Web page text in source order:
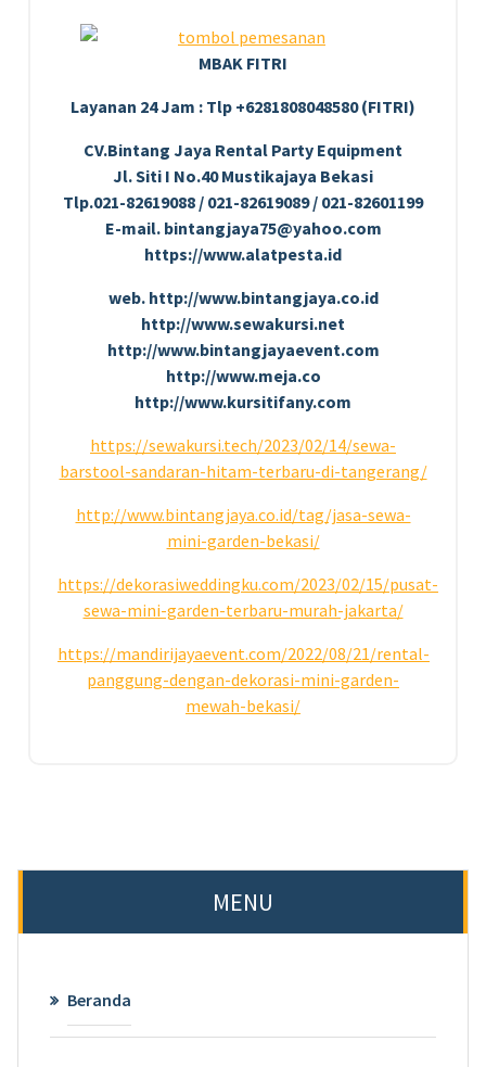
MBAK FITRI
Layanan 24 Jam : Tlp +6281808048580 (FITRI)
CV.Bintang Jaya Rental Party Equipment
Jl. Siti I No.40 Mustikajaya Bekasi
Tlp.021-82619088 / 021-82619089 / 021-82601199
E-mail. bintangjaya75@yahoo.com
https://www.alatpesta.id
web. http://www.bintangjaya.co.id
http://www.sewakursi.net
http://www.bintangjayaevent.com
http://www.meja.co
http://www.kursitifany.com
https://sewakursi.tech/2023/02/14/sewa-
barstool-sandaran-hitam-terbaru-di-tangerang/
http://www.bintangjaya.co.id/tag/jasa-sewa-
mini-garden-bekasi/
https://dekorasiweddingku.com/2023/02/15/pusat-
sewa-mini-garden-terbaru-murah-jakarta/
https://mandirijayaevent.com/2022/08/21/rental-
panggung-dengan-dekorasi-mini-garden-
mewah-bekasi/
MENU
Beranda